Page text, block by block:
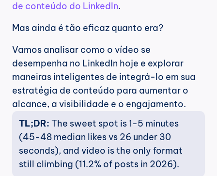
de conteúdo do LinkedIn.
Mas ainda é tão eficaz quanto era?
Vamos analisar como o vídeo se
desempenha no LinkedIn hoje e explorar
maneiras inteligentes de integrá-lo em sua
estratégia de conteúdo para aumentar o
alcance, a visibilidade e o engajamento.
TL;DR: The sweet spot is 1-5 minutes
(45-48 median likes vs 26 under 30
seconds), and video is the only format
still climbing (11.2% of posts in 2026).